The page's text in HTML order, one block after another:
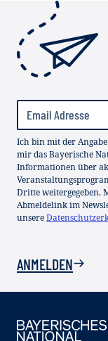
Ich bin mit der
mir das Bayerische
Informationen über
Dritte weitergegeben.
Abmeldelink im
unsere
ANMELDEN